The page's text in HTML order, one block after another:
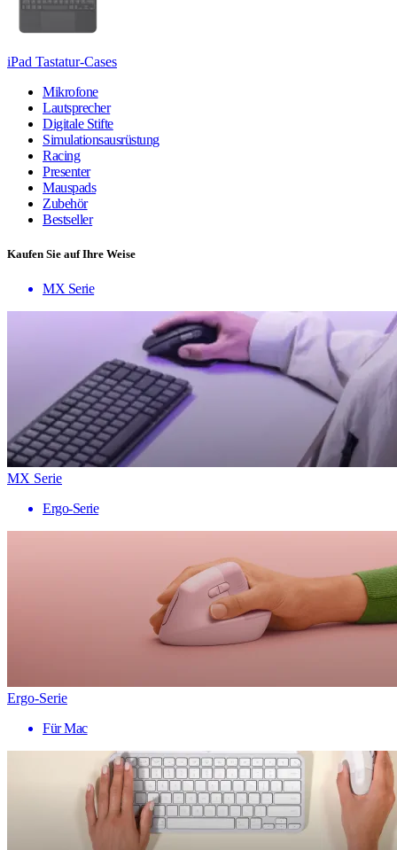
iPad Tastatur-Cases
Mikrofone
Lautsprecher
Digitale Stifte
Simulationsausrüstung
Racing
Presenter
Mauspads
Zubehör
Bestseller
Kaufen Sie auf Ihre Weise
MX Serie
MX Serie
Ergo-Serie
Ergo-Serie
Für Mac